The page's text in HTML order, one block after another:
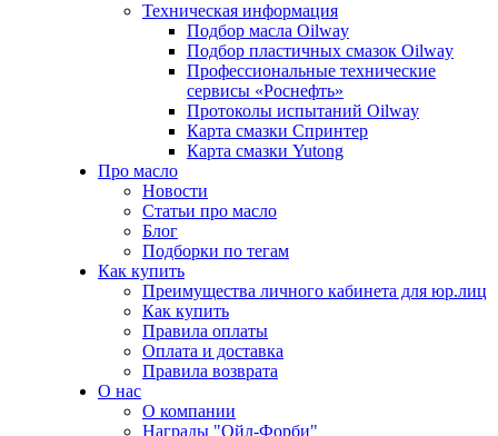
Техническая информация
Подбор масла Oilway
Подбор пластичных смазок Oilway
Профессиональные технические
сервисы «Роснефть»
Протоколы испытаний Oilway
Карта смазки Спринтер
Карта смазки Yutong
Про масло
Новости
Статьи про масло
Блог
Подборки по тегам
Как купить
Преимущества личного кабинета для юр.лиц
Как купить
Правила оплаты
Оплата и доставка
Правила возврата
О нас
О компании
Награды "Ойл-Форби"